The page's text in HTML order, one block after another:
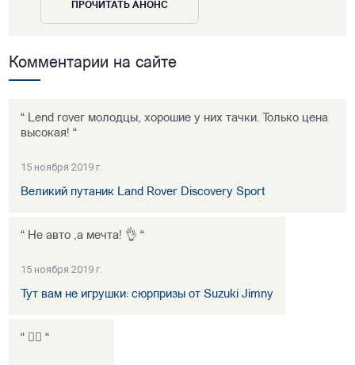
ПРОЧИТАТЬ АНОНС
Комментарии на сайте
“ Lend rover молодцы, хорошие у них тачки. Только цена
высокая! “
15 ноября 2019 г.
Великий путаник Land Rover Discovery Sport
“ Не авто ,а мечта! 👌 “
15 ноября 2019 г.
Тут вам не игрушки: сюрпризы от Suzuki Jimny
“ 👍🏻 “